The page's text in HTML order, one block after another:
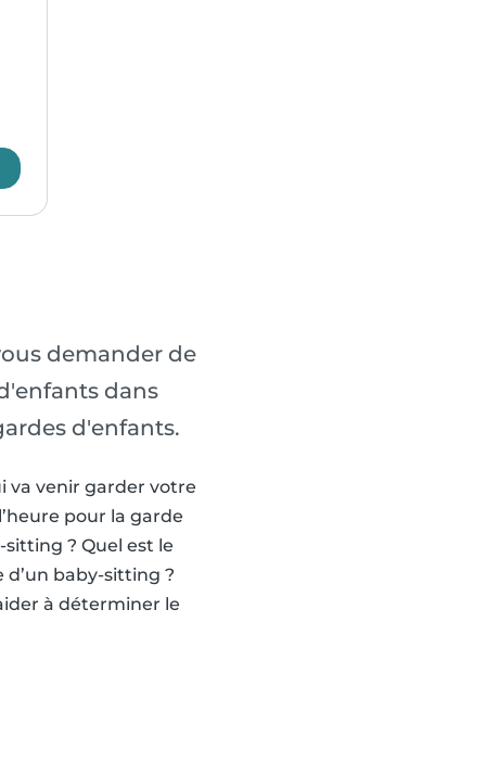
demander de
dans
d'enfants.
va venir garder votre
pour la garde
? Quel est le
baby-sitting ?
à déterminer le